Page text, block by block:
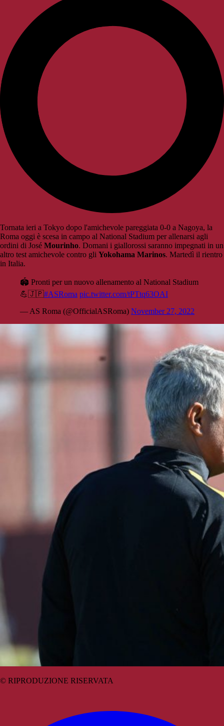
Tornata ieri a Tokyo dopo l'amichevole pareggiata 0-0 a Nagoya, la
Roma oggi è scesa in campo al National Stadium per allenarsi agli
ordini di José Mourinho. Domani i giallorossi saranno impegnati in un
altro test amichevole contro gli Yokohama Marinos. Martedì il rientro
in Italia.
🏟️ Pronti per un nuovo allenamento al National Stadium
💪🇯🇵#ASRoma pic.twitter.com/tPTtq63OAI
— AS Roma (@OfficialASRoma) November 27, 2022
© RIPRODUZIONE RISERVATA